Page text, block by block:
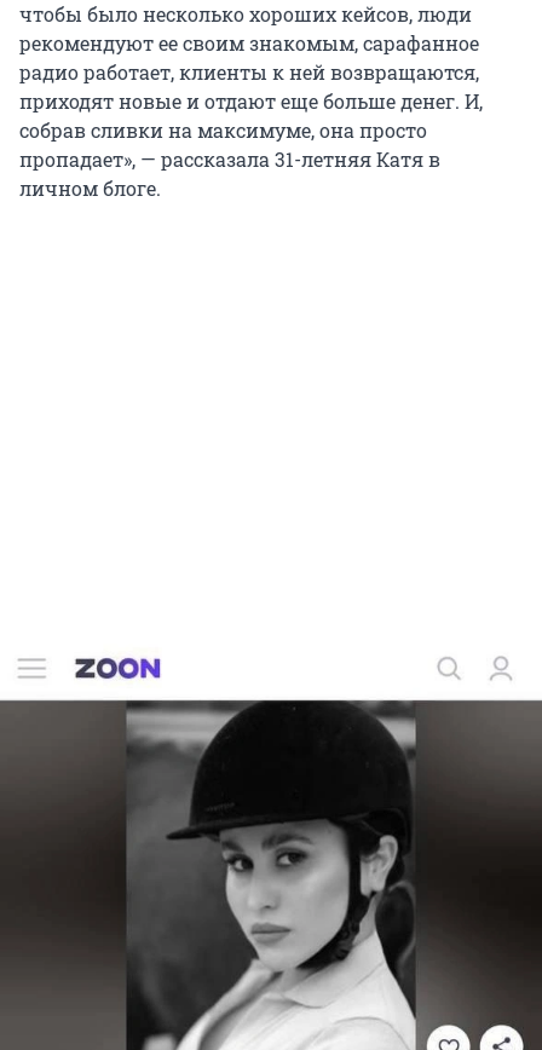
чтобы было несколько хороших кейсов, люди
рекомендуют ее своим знакомым, сарафанное
радио работает, клиенты к ней возвращаются,
приходят новые и отдают еще больше денег. И,
собрав сливки на максимуме, она просто
пропадает», — рассказала 31-летняя Катя в
личном блоге.